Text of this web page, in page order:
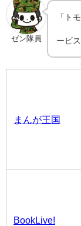
ゼン隊員
「ト
ービ
まんが王国
BookLive!